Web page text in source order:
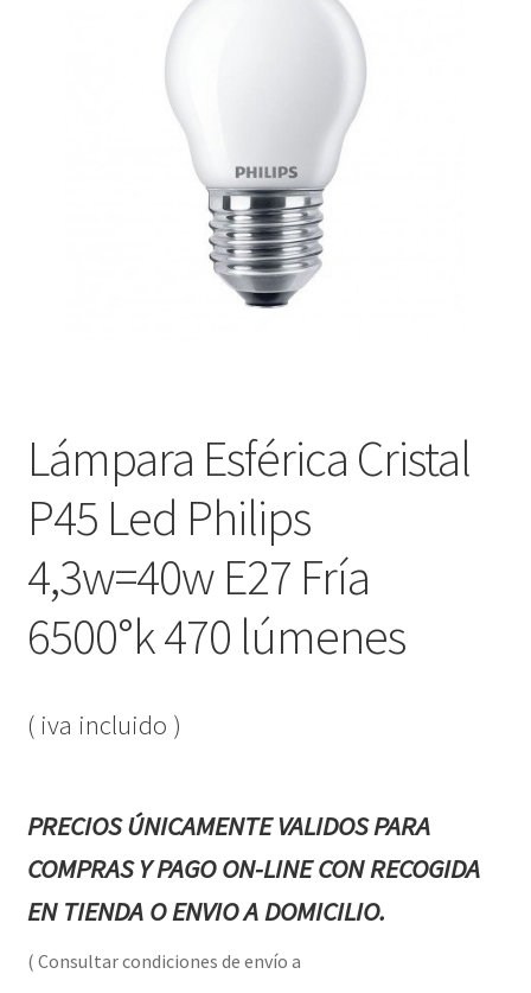
Contacta con nosotros
Lámpara Esférica Cristal
P45 Led Philips
4,3w=40w E27 Fría
6500°k 470 lúmenes
( iva incluido )
PRECIOS ÚNICAMENTE VALIDOS PARA
COMPRAS Y PAGO ON-LINE CON RECOGIDA
EN TIENDA O ENVIO A DOMICILIO.
( Consultar condiciones de envío a